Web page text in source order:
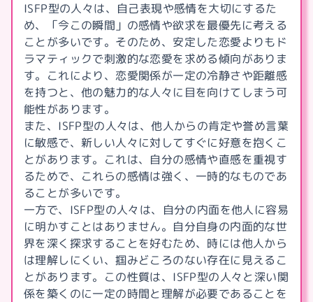
ISFP型の人々は、自己表現や感情を大切にするた
め、「今この瞬間」の感情や欲求を最優先に考える
ことが多いです。そのため、安定した恋愛よりもド
ラマティックで刺激的な恋愛を求める傾向がありま
す。これにより、恋愛関係が一定の冷静さや距離感
を持つと、他の魅力的な人々に目を向けてしまう可
能性があります。
また、ISFP型の人々は、他人からの肯定や誉め言葉
に敏感で、新しい人々に対してすぐに好意を抱くこ
とがあります。これは、自分の感情や直感を重視す
るためで、これらの感情は強く、一時的なものであ
ることが多いです。
一方で、ISFP型の人々は、自分の内面を他人に容易
に明かすことはありません。自分自身の内面的な世
界を深く探求することを好むため、時には他人から
は理解しにくい、掴みどころのない存在に見えるこ
とがあります。この性質は、ISFP型の人々と深い関
係を築くのに一定の時間と理解が必要であることを